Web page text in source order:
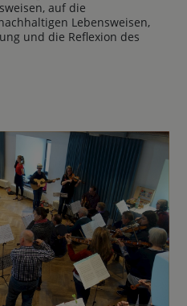
auf die
Lebensweisen,
und die Reflexion des